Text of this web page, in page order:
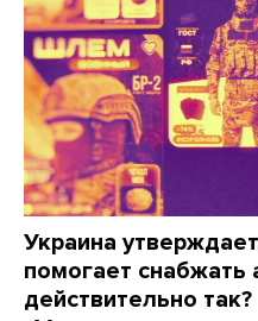
Украина
помогает
действительно так?